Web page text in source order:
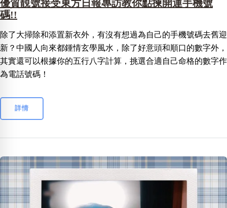
優質靚號接受東方日報專訪教你點揀開運手機號
碼!!
除了大掃除和添置新衣外，有沒有想過為自己的手機號碼去舊迎
新？中國人向來都鍾情玄學風水，除了好意頭和順口的數字外，
其實還可以根據你的五行八字計算，挑選合適自己命格的數字作
為電話號碼！
詳情